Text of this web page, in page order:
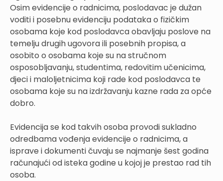
Osim evidencije o radnicima, poslodavac je dužan
voditi i posebnu evidenciju podataka o fizičkim
osobama koje kod poslodavca obavljaju poslove na
temelju drugih ugovora ili posebnih propisa, a
osobito o osobama koje su na stručnom
osposobljavanju, studentima, redovitim učenicima,
djeci i maloljetnicima koji rade kod poslodavca te
osobama koje su na izdržavanju kazne rada za opće
dobro.
Evidencija se kod takvih osoba provodi sukladno
odredbama vođenja evidencije o radnicima, a
isprave i dokumenti čuvaju se najmanje šest godina
računajući od isteka godine u kojoj je prestao rad tih
osoba.